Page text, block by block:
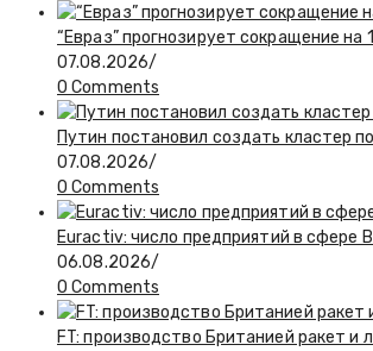
“Евраз” прогнозирует сокращение
07.08.2026/
0 Comments
Путин постановил создать кластер
07.08.2026/
0 Comments
Euractiv: число предприятий в сфере
06.08.2026/
0 Comments
FT: производство Британией ракет и